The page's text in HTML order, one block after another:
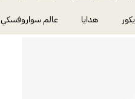
هدايا عالم سواروفسكي